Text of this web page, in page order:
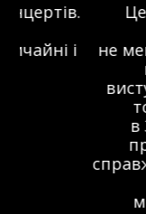
Це місце
не менш
прямо
виступала
того,
в
справжній
мовити,